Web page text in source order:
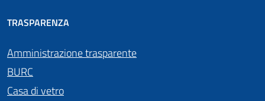
TRASPARENZA
Amministrazione trasparente
BURC
Casa di vetro